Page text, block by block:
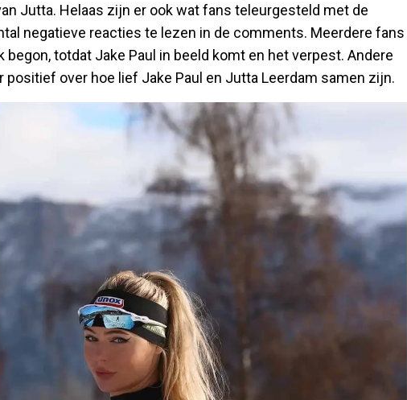
Jutta. Helaas zijn er ook wat fans teleurgesteld met de
negatieve reacties te lezen in de comments. Meerdere fans
begon, totdat Jake Paul in beeld komt en het verpest. Andere
positief over hoe lief Jake Paul en Jutta Leerdam samen zijn.